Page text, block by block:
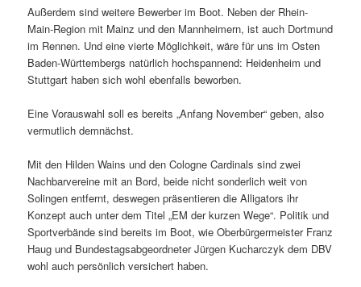
Außerdem sind weitere Bewerber im Boot. Neben der Rhein-
Main-Region mit Mainz und den Mannheimern, ist auch Dortmund
im Rennen. Und eine vierte Möglichkeit, wäre für uns im Osten
Baden-Württembergs natürlich hochspannend: Heidenheim und
Stuttgart haben sich wohl ebenfalls beworben.
Eine Vorauswahl soll es bereits „Anfang November“ geben, also
vermutlich demnächst.
Mit den Hilden Wains und den Cologne Cardinals sind zwei
Nachbarvereine mit an Bord, beide nicht sonderlich weit von
Solingen entfernt, deswegen präsentieren die Alligators ihr
Konzept auch unter dem Titel „EM der kurzen Wege“. Politik und
Sportverbände sind bereits im Boot, wie Oberbürgermeister Franz
Haug und Bundestagsabgeordneter Jürgen Kucharczyk dem DBV
wohl auch persönlich versichert haben.